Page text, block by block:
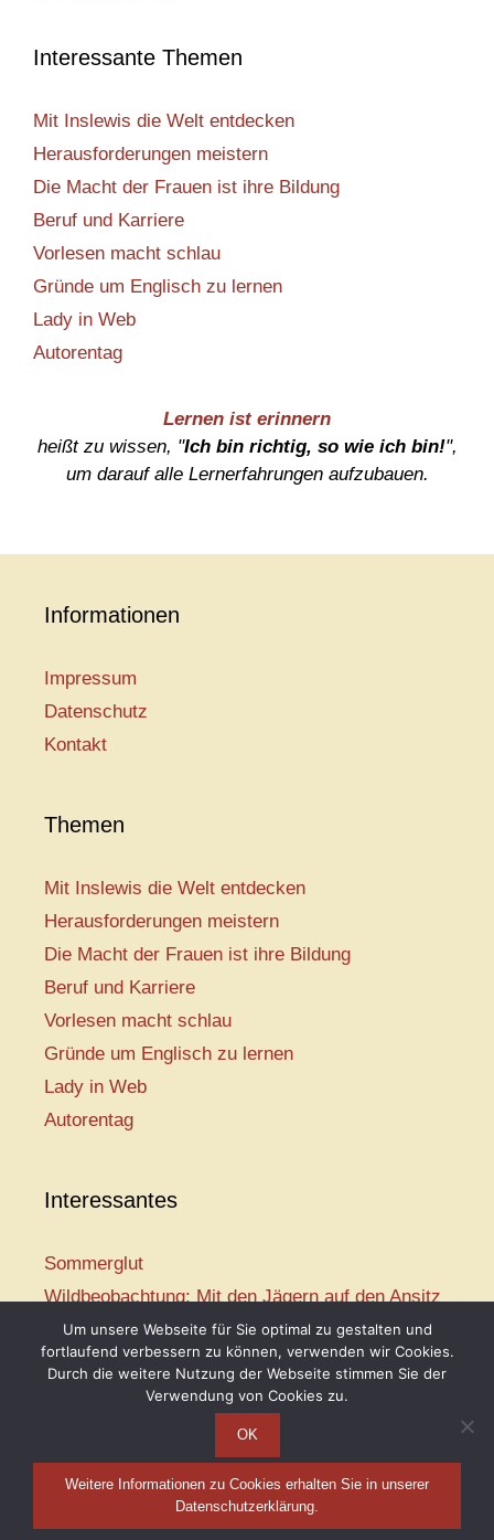
Interessante Themen
Mit Inslewis die Welt entdecken
Herausforderungen meistern
Die Macht der Frauen ist ihre Bildung
Beruf und Karriere
Vorlesen macht schlau
Gründe um Englisch zu lernen
Lady in Web
Autorentag
Lernen ist erinnern
heißt zu wissen, "Ich bin richtig, so wie ich bin!",
um darauf alle Lernerfahrungen aufzubauen.
Informationen
Impressum
Datenschutz
Kontakt
Themen
Mit Inslewis die Welt entdecken
Herausforderungen meistern
Die Macht der Frauen ist ihre Bildung
Beruf und Karriere
Vorlesen macht schlau
Gründe um Englisch zu lernen
Lady in Web
Autorentag
Interessantes
Sommerglut
Wildbeobachtung: Mit den Jägern auf den Ansitz
Mir ist so heiß
Mission: Rettungsschwimmer
Vogelwelt-Entdeckertour
Telse Maria Kähler, 2026
Um unsere Webseite für Sie optimal zu gestalten und
fortlaufend verbessern zu können, verwenden wir Cookies.
Durch die weitere Nutzung der Webseite stimmen Sie der
Verwendung von Cookies zu.
OK
Weitere Informationen zu Cookies erhalten Sie in unserer
Datenschutzerklärung.